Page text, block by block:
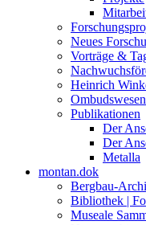
Neues
Vorträge &
Heinrich
Ombudswesen
Publikationen
Der
Der
Metalla
montan.dok
Bergbau-
Bibliothek |
Museale